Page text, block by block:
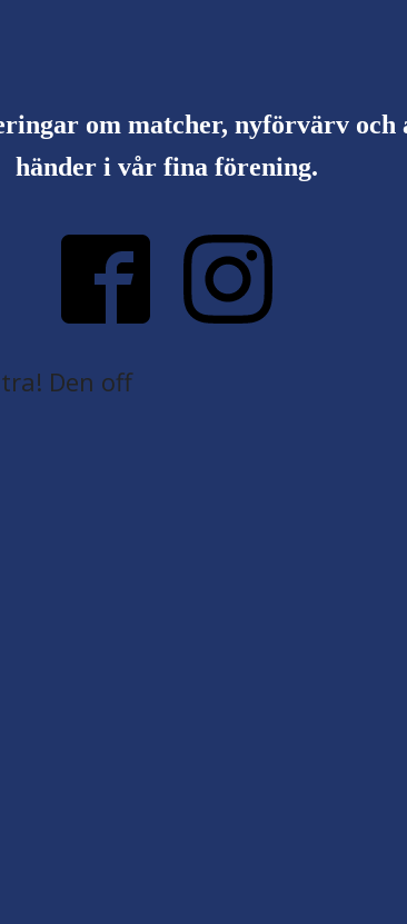
om matcher, nyförvärv och
händer i vår fina förening.
Den off